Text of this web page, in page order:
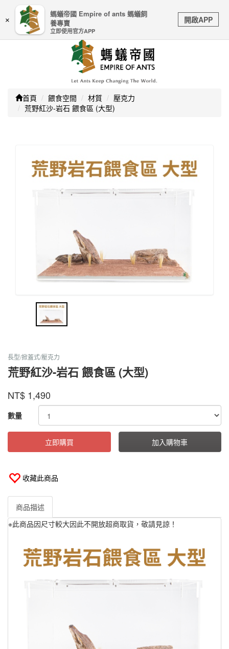
嚴防詐騙｜本公司不會透過任何名義要求核對購物資訊、
銀行帳戶或信用卡等個人資訊，如接到請立即掛斷或撥打
Toggle
navigation
首頁 餵食空間 材質
壓克力
荒野紅沙-岩石 餵食區 (大型)
長型/掀蓋式/壓克力
荒野紅沙-岩石 餵食區 (大型)
商品代號 OWWSLGAYL
OWWSLGAYL
品牌
螞
帝
國
NT$ 1,490
GOODS000000000000000036082
數量
立即購買 加入購物車
收藏此商品
商品描述
※此商品因尺寸較大因此不開放超商取貨，敬請見諒！
×
螞蟻帝國 Empire of ants 螞蟻飼
養專賣
立即使用官方APP
開啟APP